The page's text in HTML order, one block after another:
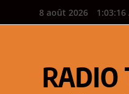
8 août 2026 1:03:17
RADIO